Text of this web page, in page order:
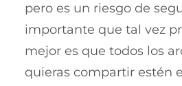
pero es un riesgo de
importante que tal vez
mejor es que todos los
quieras compartir estén